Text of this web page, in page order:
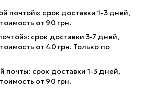
почтой»: срок доставки 1-3 дней,
от 90 грн.
срок доставки 3-7 дней,
от 40 грн. Только по
почты: срок доставки 1-3 дней,
от 90 грн.